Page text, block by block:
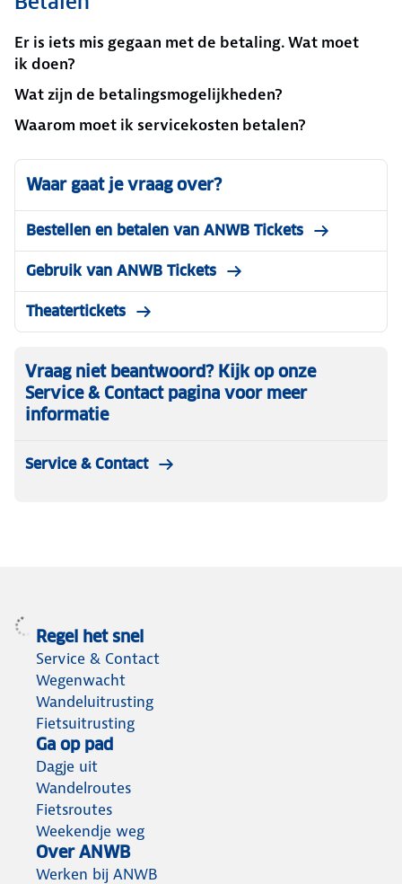
Er is iets mis gegaan met de betaling. Wat moet
ik doen?
Wat zijn de betalingsmogelijkheden?
Waarom moet ik servicekosten betalen?
Waar gaat je vraag over?
Bestellen en betalen van ANWB Tickets
Gebruik van ANWB Tickets
Theatertickets
Vraag niet beantwoord? Kijk op onze
Service & Contact pagina voor meer
informatie
Service & Contact
Regel het snel
Service & Contact
Wegenwacht
Wandeluitrusting
Fietsuitrusting
Ga op pad
Dagje uit
Wandelroutes
Fietsroutes
Weekendje weg
Over ANWB
Werken bij ANWB